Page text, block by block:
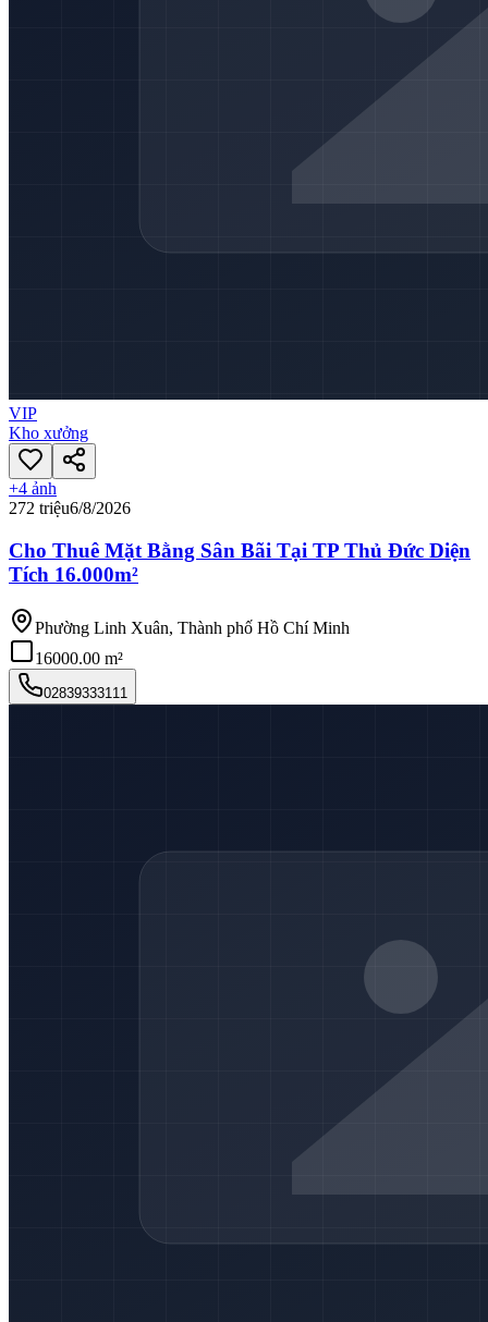
VIP
Kho xưởng
+4 ảnh
272 triệu6/8/2026
Cho Thuê Mặt Bằng Sân Bãi Tại TP Thủ Đức Diện
Tích 16.000m²
Phường Linh Xuân, Thành phố Hồ Chí Minh
16000.00 m²
02839333111